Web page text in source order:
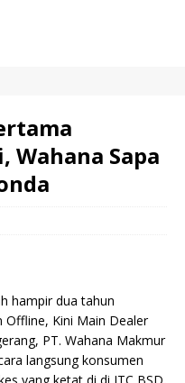
Wahana Sapa
hampir dua tahun
Offline, Kini Main Dealer
PT. Wahana Makmur
langsung konsumen